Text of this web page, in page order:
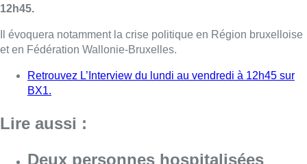
12h45.
Il évoquera notamment la crise politique en Région bruxelloise
et en Fédération Wallonie-Bruxelles.
Retrouvez L’Interview du lundi au vendredi à 12h45 sur
BX1.
Lire aussi :
Deux personnes hospitalisées